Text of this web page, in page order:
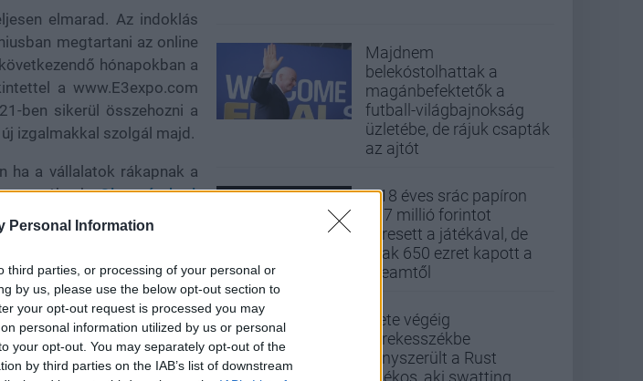
Personal Information
third parties, or processing of your personal or
by us, please use the below opt-out section to
your opt-out request is processed you may
personal information utilized by us or personal
your opt-out. You may separately opt-out of the
by third parties on the IAB’s list of downstream
elmarad. Az indoklás
megtartani az online
hónapokban a
a www.E3expo.com
ben sikerül összehozni a
izgalmakkal szolgál majd.
ha a vállalatok rákapnak a
expóknak.Olvassátok el,
forduló! (X)
Majdnem
belekóstolhattak a
magánbefektetők a
futball-világbajnokság
üzletébe, de rájuk csapták
az ajtót
A 18 éves srác papíron
437 millió forintot
keresett a játékával, de
csak 650 ezret kapott a
Steamtől
Élete végéig
kerekesszékbe
kényszerült a Rust
játékos, aki swatting